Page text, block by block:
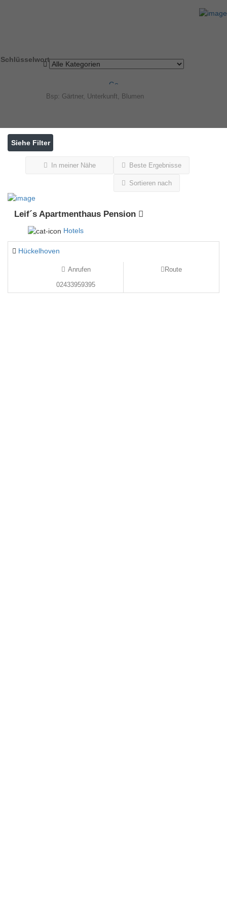
Go
Schlüsselwort
Siehe Filter
In meiner Nähe Beste Ergebnisse
Sortieren nach
Leif´s Apartmenthaus Pension
Hotels
Hückelhoven
Anrufen
02433959395
Route